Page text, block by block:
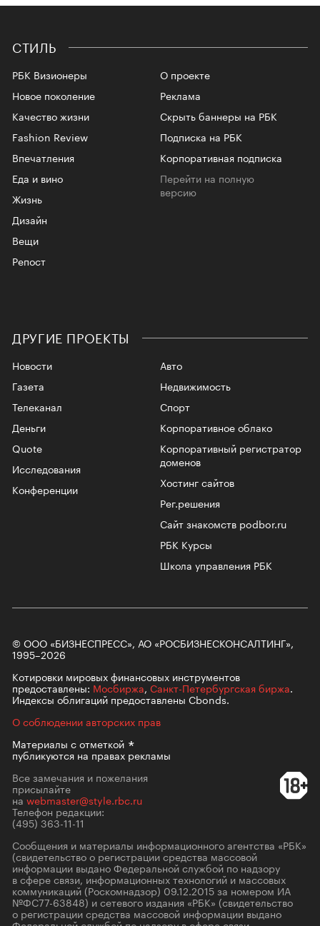
СТИЛЬ
РБК Визионеры
Новое поколение
Качество жизни
Fashion Review
Впечатления
Еда и вино
Жизнь
Дизайн
Вещи
Репост
О проекте
Реклама
Скрыть баннеры на РБК
Подписка на РБК
Корпоративная подписка
Перейти на полную
версию
ДРУГИЕ ПРОЕКТЫ
Новости
Газета
Телеканал
Авто
Недвижимость
Спорт
Корпоративное облако
Корпоративный регистратор
доменов
Хостинг сайтов
Рег.решения
Сайт знакомств podbor.ru
РБК Курсы
Школа управления РБК
Деньги
Quote
Исследования
Конференции
© ООО «БИЗНЕСПРЕСС», АО «РОСБИЗНЕСКОНСАЛТИНГ»,
1995–2026
Котировки мировых финансовых инструментов
предоставлены: Мосбиржа, Санкт-Петербургская биржа.
Индексы облигаций предоставлены Cbonds.
О соблюдении авторских прав
Материалы сотметкой
публикуются на правах рекламы
Все замечания и пожелания
присылайте
на webmaster@style.rbc.ru
Телефон редакции:
(495) 363-11-11
Сообщения и материалы информационного агентства «РБК»
(свидетельство о регистрации средства массовой
информации выдано Федеральной службой по надзору
в сфере связи, информационных технологий и массовых
коммуникаций (Роскомнадзор) 09.12.2015 за номером ИА
№ФС77-63848) и сетевого издания «РБК» (свидетельство
о регистрации средства массовой информации выдано